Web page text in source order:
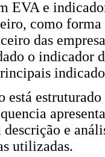
EVA e
como forma
das
o indicador
está
e
utilizadas.